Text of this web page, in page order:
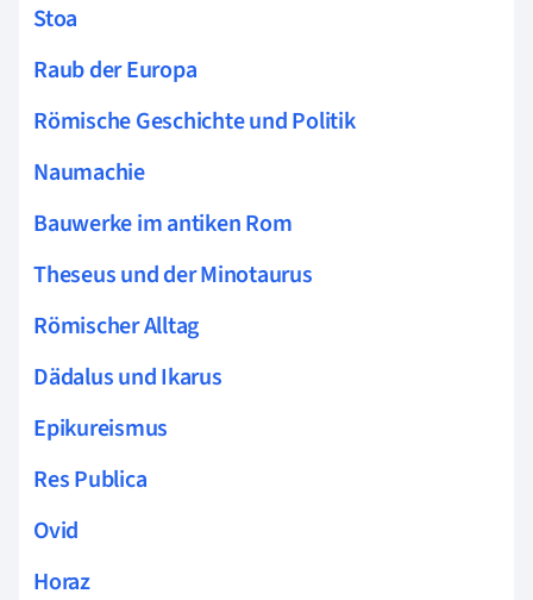
Stoa
Raub der Europa
Römische Geschichte und Politik
Naumachie
Bauwerke im antiken Rom
Theseus und der Minotaurus
Römischer Alltag
Dädalus und Ikarus
Epikureismus
Res Publica
Ovid
Horaz